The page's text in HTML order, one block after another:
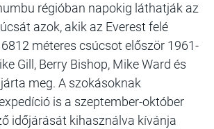
régióban napokig láthatják az
azok, akik az Everest felé
méteres csúcsot először 1961-
Gill, Berry Bishop, Mike Ward és
meg. A szokásoknak
is a szeptember-október
időjárását kihasználva kívánja